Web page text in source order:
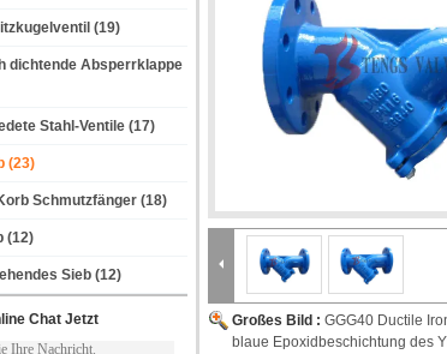
(19)
dichtende Absperrklappe
Stahl-Ventile (17)
(23)
Schmutzfänger (18)
(12)
Sieb (12)
Chat Jetzt Großes Bild : GGG40 Ductile
blaue Epoxidbeschichtung des